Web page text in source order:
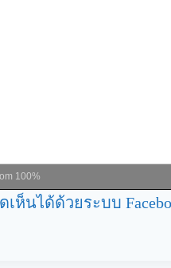
100%
นได้ด้วยระบบ